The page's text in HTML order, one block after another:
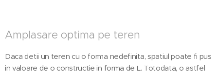
Amplasare optima pe teren
Daca detii un teren cu o forma nedefinita, spatiul poate fi pus
in valoare de o constructie in forma de L. Totodata, o astfel